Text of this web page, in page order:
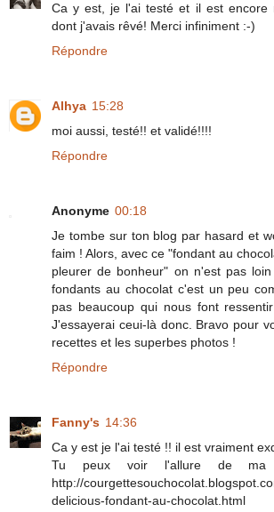
Ca y est, je l'ai testé et il est encore
dont j'avais rêvé! Merci infiniment :-)
Répondre
Alhya 15:28
moi aussi, testé!! et validé!!!!
Répondre
Anonyme 00:18
Je tombe sur ton blog par hasard et
faim ! Alors, avec ce "fondant au
pleurer de bonheur" on n'est pas
fondants au chocolat c'est un peu
pas beaucoup qui nous font
J'essayerai ceui-là donc. Bravo pour
recettes et les superbes photos !
Répondre
Fanny's 14:36
Ca y est je l'ai testé !! il est vraiment
Tu peux voir l'allure de ma
http://
delicious-fondant-au-chocolat.html